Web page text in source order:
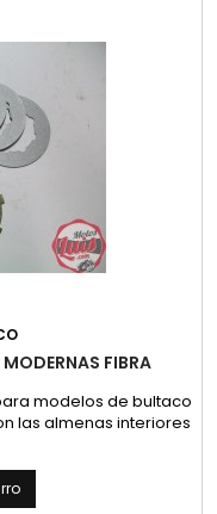
FIBRA
modelos de bultaco
las almenas interiores